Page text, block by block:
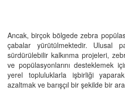
Ancak, birçok bölgede zebra
çabalar yürütülmektedir. Ulusal
sürdürülebilir kalkınma projeleri,
ve popülasyonlarını desteklemek
yerel topluluklarla işbirliği
azaltmak ve barışçıl bir şekilde bir